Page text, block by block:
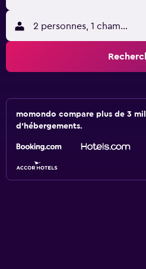
2 personnes, 1 chambre
momondo compare plus de 3
d'hébergements.